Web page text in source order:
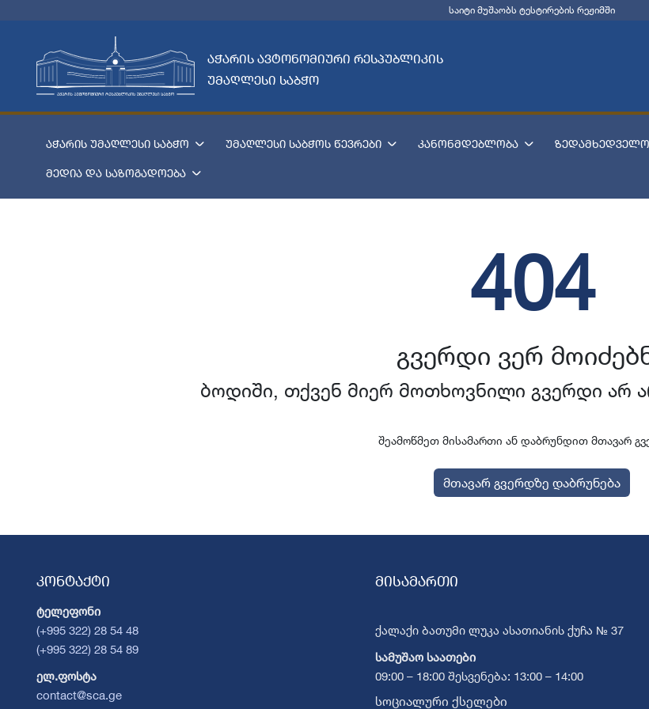
საიტი მუშაობს ტესტირების რეჟიმში
აჭარის ავტონომიური რესპუბლიკის
უმაღლესი საბჭო
აჭარის უმაღლესი საბჭო უმაღლესი საბჭოს წევრები კანონმდებლობა
მედია და საზოგადოება
404
გვერდი ვერ
ბოდიში, თქვენ მიერ მოთხოვნილი გვერდი არ
შეამოწმეთ მისამართი ან დაბრუნდით მთავარ
მთავარ გვერდზე დაბრუნება
კონტაქტი
ტელეფონი
(+995 322) 28 54 48
(+995 322) 28 54 89
ელ.ფოსტა
contact@sca.ge
მისამართი
ქალაქი ბათუმი ლუკა ასათიანის ქუჩა № 37
სამუშაო საათები
09:00 – 18:00 შესვენება: 13:00 – 14:00
სოციალური ქსელები